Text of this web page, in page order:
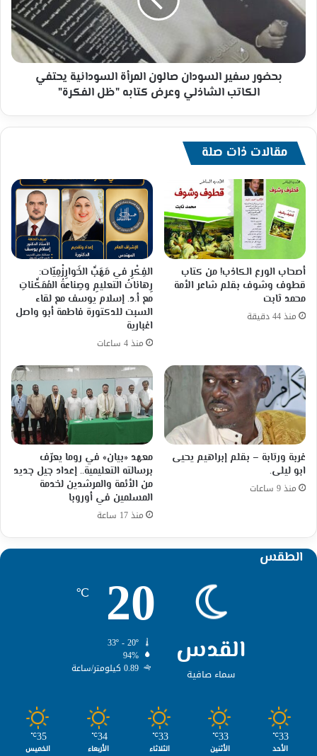
السودانية
يحتفي
الكاتب
الشاذلي
الفكرة"
بحضور سفير السودان صالون المرأة السودانية يحتفي
الكاتب الشاذلي وعرض كتابه "ظل الفكرة"
مقالات ذات صلة
أصحاب الورع الكاذب! من كتاب
قطوف وشوف بقلم شاعر الأمة
محمد ثابت
منذ 44 دقيقة
الفِكْرِ في مَهَبِّ الخَوارِزْمِيّات:
رِهاناتُ التعليمِ وصِناعةُ المُمَكِّناتِ
مع أ.د. إسلام يوسف مع لقاء
السبت للدكتورة فاطمة أبو واصل
اغبارية
منذ 4 ساعات
غربة ورتابة – بقلم إبراهيم يحيى
ابو ليلى.
منذ 9 ساعات
معهد «بيان» في روما يعرّف
برسالته التعليمية.. إعداد جيل جديد
من الأئمة والمرشدين لخدمة
المسلمين في أوروبا
منذ 17 ساعة
الطقس
القدس
سماء صافية
20
℃
94%
0.89 كيلومتر/ساعة
33
℃
الأحد
33
℃
الأثنين
33
℃
الثلاثاء
34
℃
الأربعاء
35
℃
الخميس